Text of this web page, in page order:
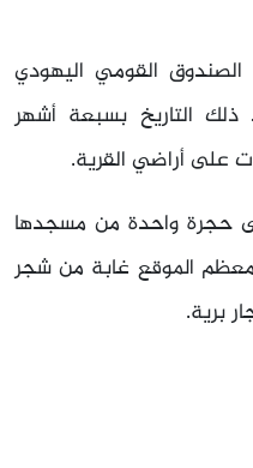
حزيران 1948 شرع الصندوق القومي اليهودي
التاريخ بسبعة أشهر
على أراضي القرية.
حجرة واحدة من مسجدها
معظم الموقع غابة من شجر
برية.